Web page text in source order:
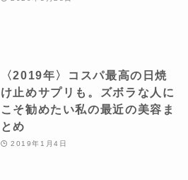
〈2019年〉コスパ最高の日焼
け止めサプリも。ズボラな人に
こそ勧めたい私の最近の美容ま
とめ
2019年1月4日